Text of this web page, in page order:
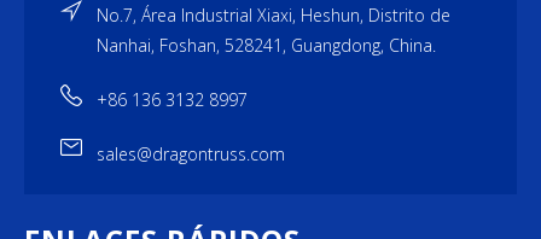
No.7, Área Industrial Xiaxi, Heshun, Distrito de
Nanhai, Foshan, 528241, Guangdong, China.
+86 136 3132 8997
sales@dragontruss.com